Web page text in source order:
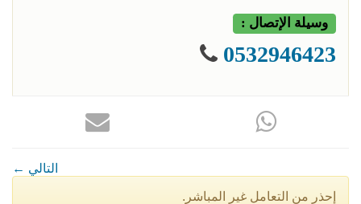
وسيلة الإتصال :
0532946423
← التالي
إحذر من التعامل غير المباشر.